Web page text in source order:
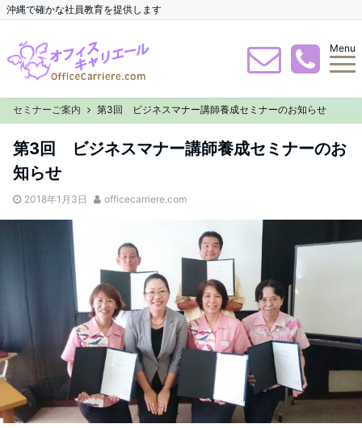
沖縄で確かな社員教育を提供します
Menu
セミナーご案内 第3回 ビジネスマナー講師養成セミナーのお知らせ
第3回 ビジネスマナー講師養成セミナーのお
知らせ
2018年1月3日 officecarriere.com